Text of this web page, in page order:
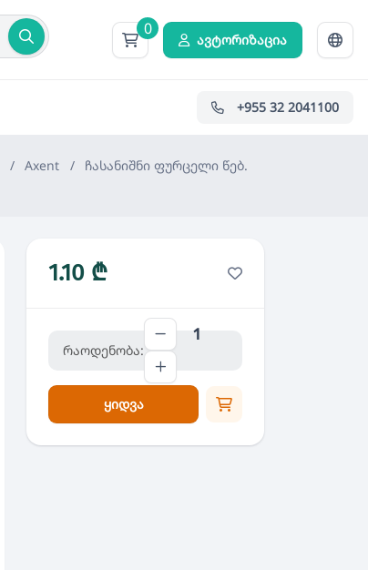
0
ავტორიზაცია
+955 32 2041100
/ Axent /
ჩასანიშნი ფურცელი წებ.
1.10 ₾
რაოდენობა:
ყიდვა